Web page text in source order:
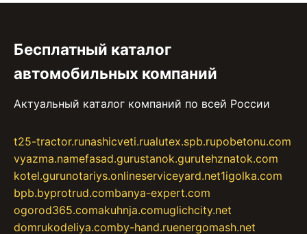
Бесплатный каталог
автомобильных компаний
Актуальный каталог компаний по всей России
t25-tractor.runashicveti.rualutex.spb.rupobetonu.com
vyazma.namefasad.gurustanok.gurutehznatok.com
kotel.gurunotariys.onlineserviceyard.net1igolka.com
bpb.byprotrud.combanya-expert.com
ogorod365.comakuhnja.comuglichcity.net
domrukodeliya.comby-hand.ruenergomash.net